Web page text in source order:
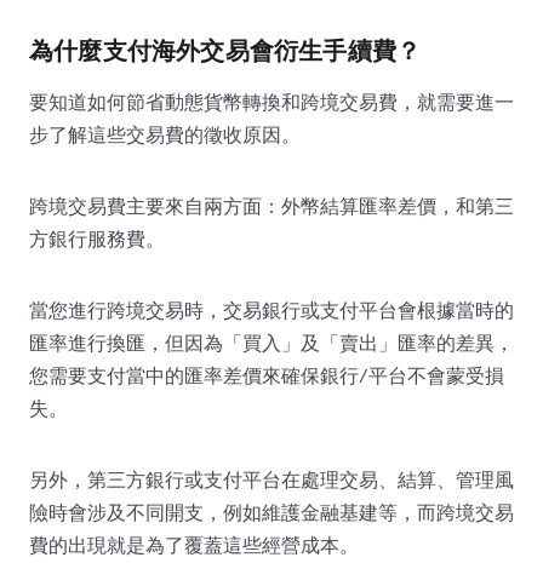
為什麼支付海外交易會衍生手續費？
要知道如何節省動態貨幣轉換和跨境交易費，就需要進一
步了解這些交易費的徵收原因。
跨境交易費主要來自兩方面：外幣結算匯率差價，和第三
方銀行服務費。
當您進行跨境交易時，交易銀行或支付平台會根據當時的
匯率進行換匯，但因為「買入」及「賣出」匯率的差異，
您需要支付當中的匯率差價來確保銀行/平台不會蒙受損
失。
另外，第三方銀行或支付平台在處理交易、結算、管理風
險時會涉及不同開支，例如維護金融基建等，而跨境交易
費的出現就是為了覆蓋這些經營成本。